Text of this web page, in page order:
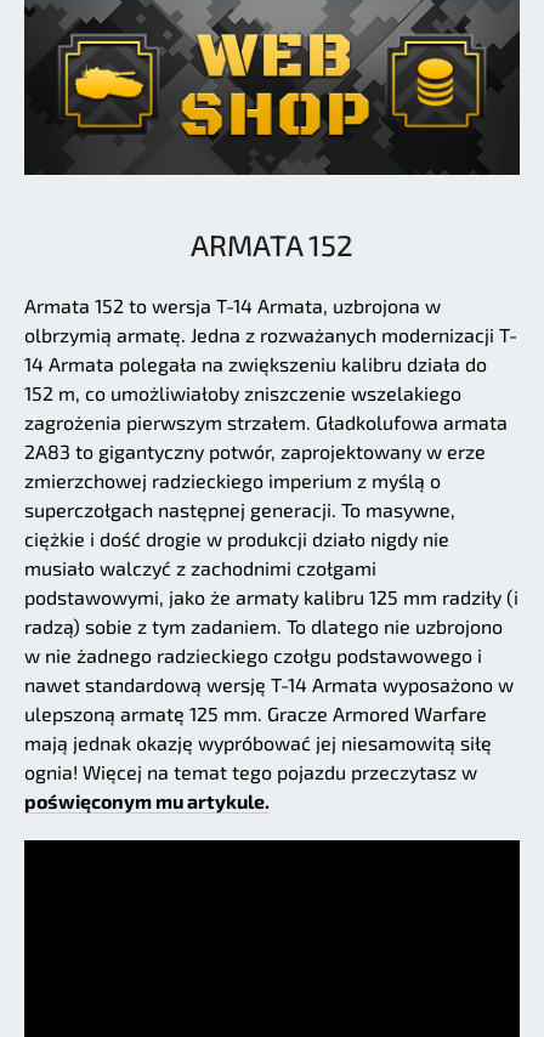
ARMATA 152
Armata 152 to wersja T-14 Armata, uzbrojona w
olbrzymią armatę. Jedna z rozważanych modernizacji T-
14 Armata polegała na zwiększeniu kalibru działa do
152 m, co umożliwiałoby zniszczenie wszelakiego
zagrożenia pierwszym strzałem. Gładkolufowa armata
2A83 to gigantyczny potwór, zaprojektowany w erze
zmierzchowej radzieckiego imperium z myślą o
superczołgach następnej generacji. To masywne,
ciężkie i dość drogie w produkcji działo nigdy nie
musiało walczyć z zachodnimi czołgami
podstawowymi, jako że armaty kalibru 125 mm radziły (i
radzą) sobie z tym zadaniem. To dlatego nie uzbrojono
w nie żadnego radzieckiego czołgu podstawowego i
nawet standardową wersję T-14 Armata wyposażono w
ulepszoną armatę 125 mm. Gracze Armored Warfare
mają jednak okazję wypróbować jej niesamowitą siłę
ognia! Więcej na temat tego pojazdu przeczytasz w
poświęconym mu artykule.